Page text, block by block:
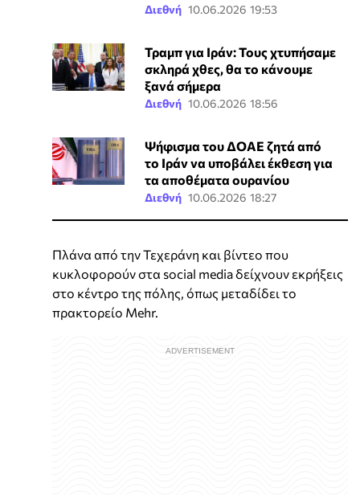
Διεθνή 10.06.2026 19:53
Τραμπ για Ιράν: Τους χτυπήσαμε
σκληρά χθες, θα το κάνουμε
ξανά σήμερα
Διεθνή 10.06.2026 18:56
Ψήφισμα του ΔΟΑΕ ζητά από
το Ιράν να υποβάλει έκθεση για
τα αποθέματα ουρανίου
Διεθνή 10.06.2026 18:27
Πλάνα από την Τεχεράνη και βίντεο που
κυκλοφορούν στα social media δείχνουν εκρήξεις
στο κέντρο της πόλης, όπως μεταδίδει το
πρακτορείο Mehr.